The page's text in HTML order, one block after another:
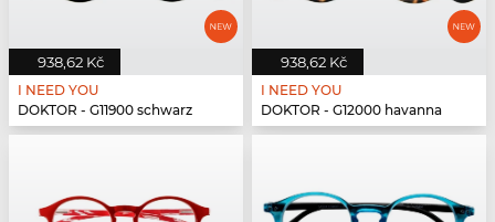
938,62 Kč
I NEED YOU
DOKTOR - G11900 schwarz
938,62 Kč
I NEED YOU
DOKTOR - G12000 havanna